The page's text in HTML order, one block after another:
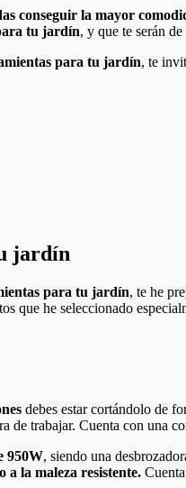
conseguir la mayor
tu jardín, y que te serán
para tu jardín, te
jardín
para tu jardín, te he
que he seleccionado
debes estar cortándolo de
de trabajar. Cuenta con una
950W, siendo una
a la maleza resistente.